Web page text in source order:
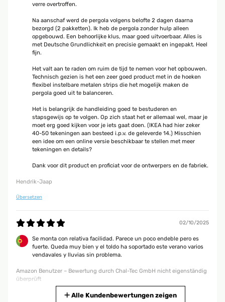
05/06/2024
Prompte Lieferung innert 3 Tagen, alle Teile vorhanden, verständliche
Betriebsanleitung, innert 2 Stundenaufgebaut. Macht einen stabilen
Eindruck. Kann ich nur weiterempfehlen. RIO
Amazon Benutzer – Bewertung durch Chal-Tec GmbH nicht eigenständig
überprüft
verre overtroffen.
Na aanschaf werd de pergola volgens belofte 2 dagen daarna
bezorgd (2 pakketten). Ik heb de pergola zonder hulp alleen
opgebouwd. Een behoorlijke klus, maar goed uitvoerbaar. Alles is
met Deutsche Grundlichkeit en precisie gemaakt en ingepakt. Heel
fijn.
Het valt aan te raden om ruim de tijd te nemen voor het opbouwen.
Technisch gezien is het een zeer goed product met in de hoeken
flexibel instelbare metalen strips die het mogelijk maken de
pergola goed uit te balanceren.
Het is belangrijk de handleiding goed te bestuderen en
stapsgewijs op te volgen. Op zich staat het er allemaal wel, maar je
moet erg goed kijken voor je iets gaat doen. (IKEA had hier zeker
40-50 tekeningen aan besteed i.p.v. de geleverde 14.) Misschien
een idee om een online versie beschikbaar te stellen met meer
tekeningen en details?
Dank voor dit product en proficiat voor de ontwerpers en de fabriek.
Hendrik-Jaap
Übersetzen
02/10/2025
Se monta con relativa facilidad. Parece un poco endeble pero es
fuerte. Queda muy bien y el toldo ha soportado este verano varios
vendavales y lluvias sin problema.
Amazon Benutzer – Bewertung durch Chal-Tec GmbH nicht eigenständig
überprüft
Alle Kundenbewertungen zeigen